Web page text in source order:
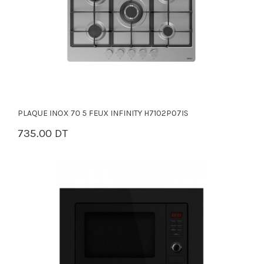
PLAQUE INOX 70 5 FEUX INFINITY H7102P07IS
735.00 DT
PANIER